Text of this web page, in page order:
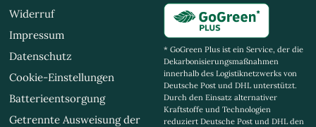
Widerruf
Impressum
Datenschutz
Cookie-Einstellungen
Batterieentsorgung
Getrennte Ausweisung der
* GoGreen Plus ist ein Service, der die
Dekarbonisierungsmaßnahmen
innerhalb des Logistiknetzwerks von
Deutsche Post und DHL unterstützt.
Durch den Einsatz alternativer
Kraftstoffe und Technologien
reduziert Deutsche Post und DHL den